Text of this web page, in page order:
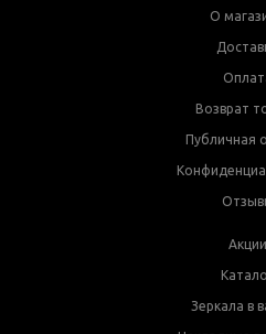
О
Возврат
Публичная
Акции
Зеркала в